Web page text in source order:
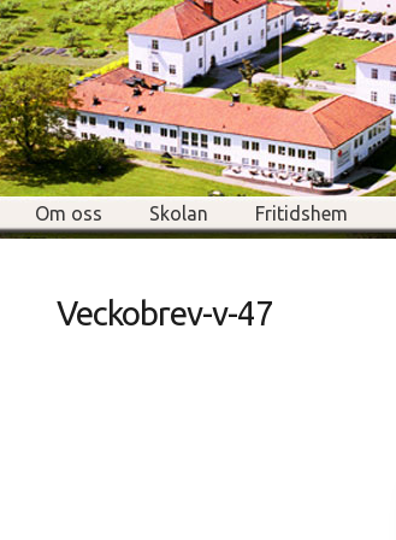
Om oss Skolan Fritidshem
Veckobrev-v-47